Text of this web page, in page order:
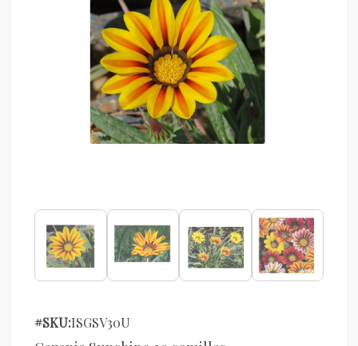
#SKU:ISGSV30U